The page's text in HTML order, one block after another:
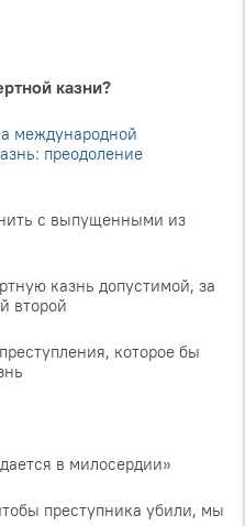
казни?
международной
преодоление
с выпущенными из
казнь допустимой, за
второй
которое бы
в милосердии»
преступника убили, мы